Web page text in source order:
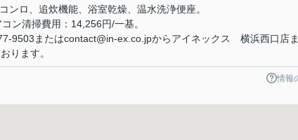
ンロ、追炊機能、浴室乾燥、温水洗浄便座。
ン清掃費用：14,256円/一基。
9503またはcontact@in-ex.co.jpからアイネックス 横浜西口店
ります。
情報